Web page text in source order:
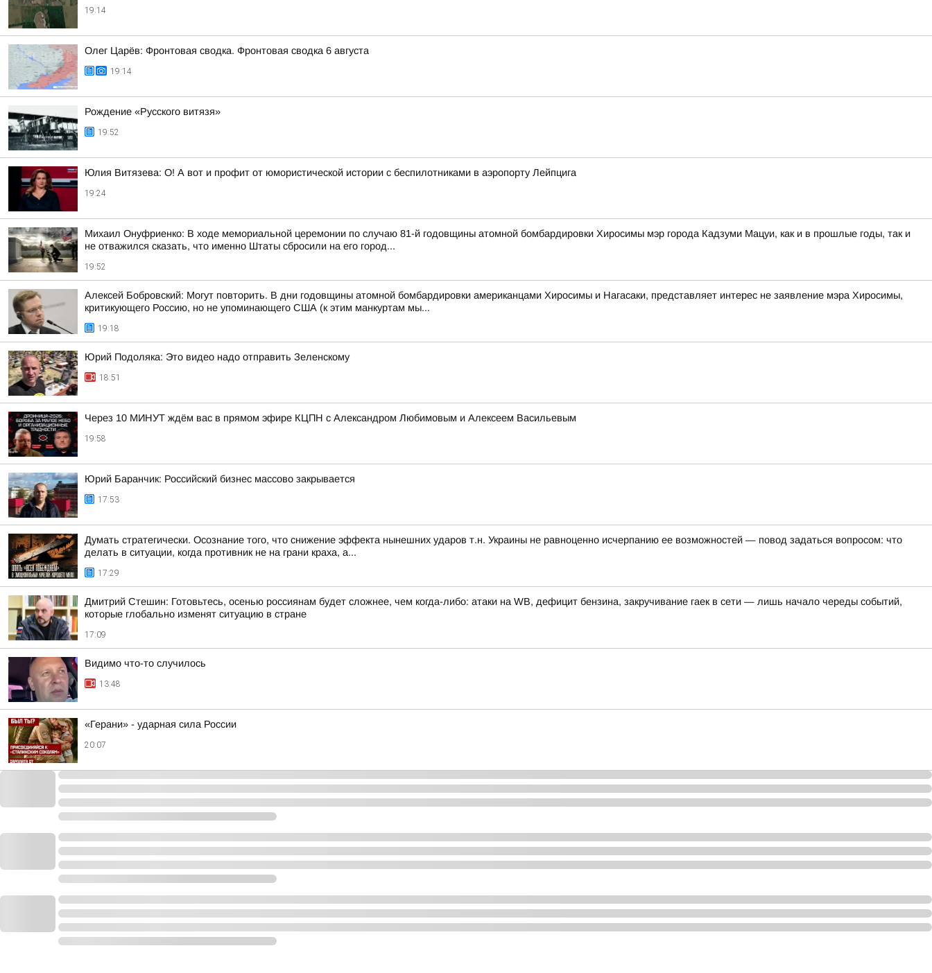
19:14
Олег Царёв: Фронтовая сводка. Фронтовая сводка 6 августа
19:14
Рождение «Русского витязя»
19:52
Юлия Витязева: О! А вот и профит от юмористической истории с беспилотниками в аэропорту Лейпцига
19:24
Михаил Онуфриенко: В ходе мемориальной церемонии по случаю 81-й годовщины атомной бомбардировки Хиросимы мэр города Кадзуми Мацуи, как и в прошлые годы, так и
не отважился сказать, что именно Штаты сбросили на его город...
19:52
Алексей Бобровский: Могут повторить. В дни годовщины атомной бомбардировки американцами Хиросимы и Нагасаки, представляет интерес не заявление мэра Хиросимы,
критикующего Россию, но не упоминающего США (к этим манкуртам мы...
19:18
Юрий Подоляка: Это видео надо отправить Зеленскому
18:51
Через 10 МИНУТ ждём вас в прямом эфире КЦПН с Александром Любимовым и Алексеем Васильевым
19:58
Юрий Баранчик: Российский бизнес массово закрывается
17:53
Думать стратегически. Осознание того, что снижение эффекта нынешних ударов т.н. Украины не равноценно исчерпанию ее возможностей — повод задаться вопросом: что
делать в ситуации, когда противник не на грани краха, а...
17:29
Дмитрий Стешин: Готовьтесь, осенью россиянам будет сложнее, чем когда-либо: атаки на WB, дефицит бензина, закручивание гаек в сети — лишь начало череды событий,
которые глобально изменят ситуацию в стране
17:09
Видимо что-то случилось
13:48
«Герани» - ударная сила России
20:07